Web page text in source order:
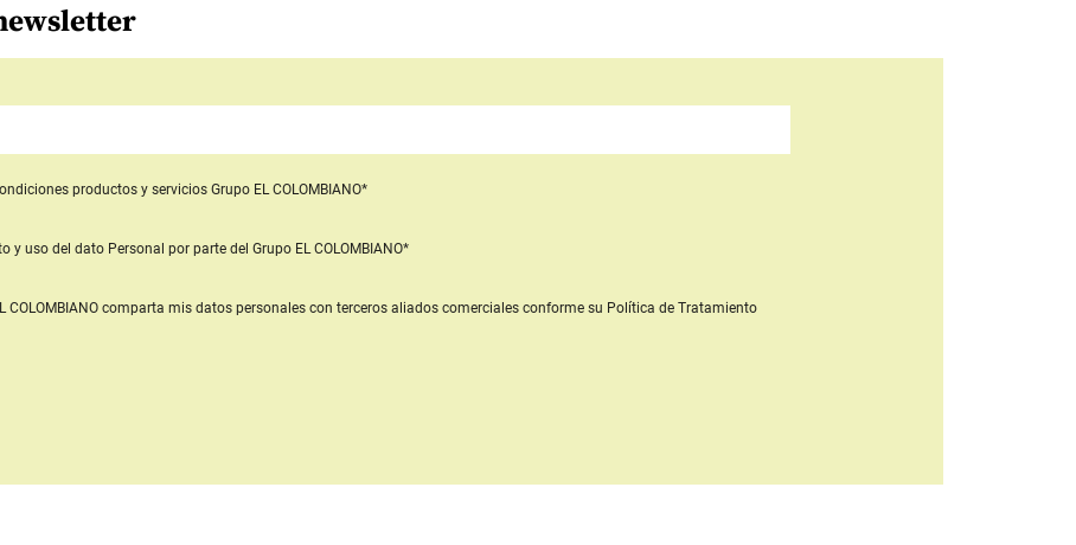
productos y servicios Grupo EL COLOMBIANO*
y uso del dato Personal por parte del Grupo EL COLOMBIANO*
COLOMBIANO comparta mis datos personales con terceros aliados comercialesconforme su Política de Tratamiento